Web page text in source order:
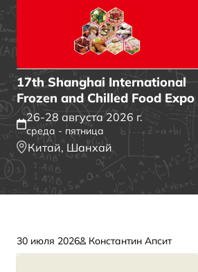
17th Shanghai International
Frozen and Chilled Food Expo
26-28 августа 2026 г.
среда - пятница
Китай, Шанхай
30 июля 2026 Константин Апсит